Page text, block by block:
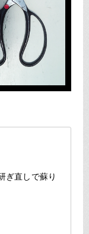
ぎ直しで蘇り